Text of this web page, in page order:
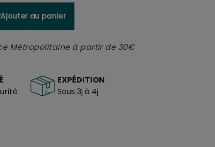
Ajouter au panier
Métropolitaine à partir de 30€
EXPÉDITION
Sous 3j à 4j